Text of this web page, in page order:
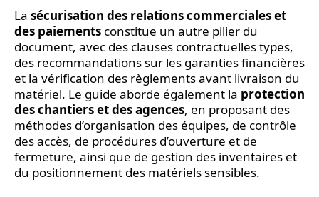
La sécurisation des relations commerciales et
des paiements constitue un autre pilier du
document, avec des clauses contractuelles types,
des recommandations sur les garanties financières
et la vérification des règlements avant livraison du
matériel. Le guide aborde également la protection
des chantiers et des agences, en proposant des
méthodes d’organisation des équipes, de contrôle
des accès, de procédures d’ouverture et de
fermeture, ainsi que de gestion des inventaires et
du positionnement des matériels sensibles.